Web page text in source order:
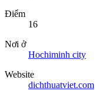
Điểm
16
Nơi ở
Hochiminh city
Website
dichthuatviet.com